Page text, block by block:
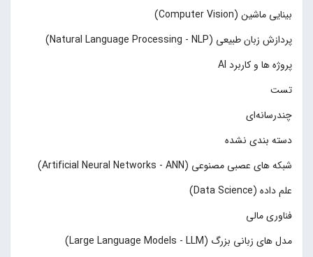
بینایی ماشین (Computer Vision)
پردازش زبان طبیعی (Natural Language Processing - NLP)
پروژه ها و کاربرد AI
تست
چند‌‌رسانه‌ای
دسته بندی نشده
شبکه های عصبی مصنوعی (Artificial Neural Networks - ANN)
علم داده (Data Science)
فناوری مالی
مدل های زبانی بزرگ (Large Language Models - LLM)